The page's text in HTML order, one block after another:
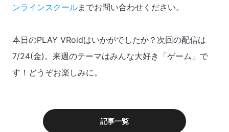
ンラインスクールまでお問い合わせください。
本日のPLAY VRoidはいかがでしたか？次回の配信は
7/24(金)。来週のテーマはみんな大好き「ゲーム」で
す！どうぞお楽しみに。
記事一覧